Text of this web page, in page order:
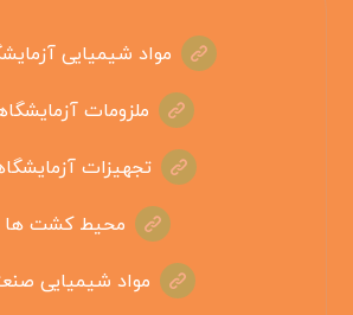
مواد شیمیایی
ملزومات
تجهیزات
محیط کشت ها
مواد شیمیایی